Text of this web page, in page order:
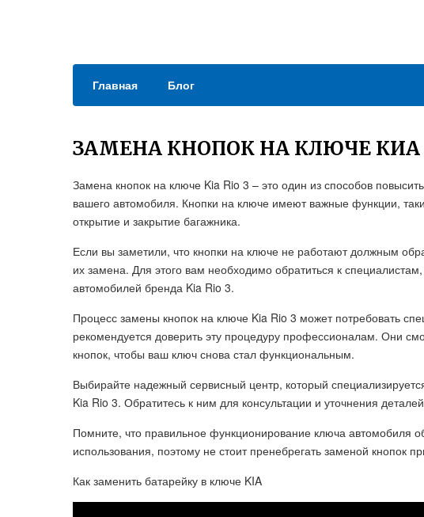
Главная Блог
ЗАМЕНА КНОПОК НА КЛЮЧЕ КИА
Замена кнопок на ключе Kia Rio 3 – это один из способов
вашего автомобиля. Кнопки на ключе имеют важные функции,
открытие и закрытие багажника.
Если вы заметили, что кнопки на ключе не работают должным
их замена. Для этого вам необходимо обратиться к
автомобилей бренда Kia Rio 3.
Процесс замены кнопок на ключе Kia Rio 3 может потребовать
рекомендуется доверить эту процедуру профессионалам. Они
кнопок, чтобы ваш ключ снова стал функциональным.
Выбирайте надежный сервисный центр, который
Kia Rio 3. Обратитесь к ним для консультации и уточнения
Помните, что правильное функционирование ключа автомобиля
использования, поэтому не стоит пренебрегать заменой кнопок
Как заменить батарейку в ключе KIA